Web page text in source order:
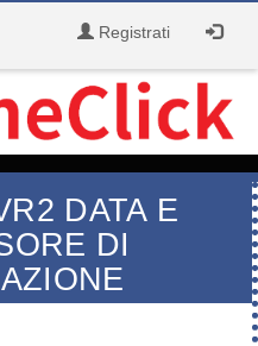
Registrati
DATA E
DI